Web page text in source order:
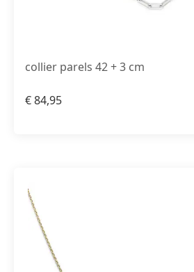
collier parels 42 + 3 cm
€84,95